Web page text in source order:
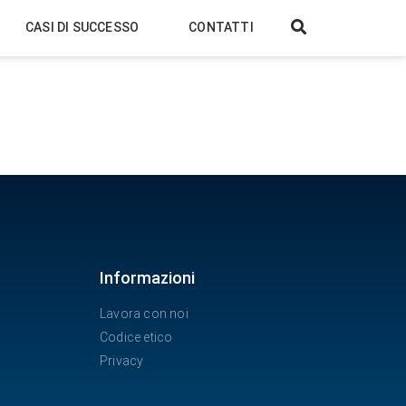
CASI DI SUCCESSO CONTATTI
Informazioni
Lavora con noi
Codice etico
Privacy